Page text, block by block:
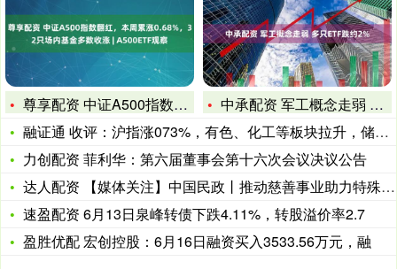
尊享配资 中证A500指数翻红，本周累涨0.68%，32只场
中承配资 军工概念走弱 多只ETF跌约2%
融证通 收评：沪指涨073%，有色、化工等板块拉升，储能概念
力创配资 菲利华：第六届董事会第十六次会议决议公告
达人配资 【媒体关注】中国民政丨推动慈善事业助力特殊困难群众
速盈配资 6月13日泉峰转债下跌4.11%，转股溢价率2.7
盈胜优配 宏创控股：6月16日融资买入3533.56万元，融